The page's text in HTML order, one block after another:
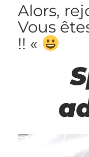
Alors,
Vous
!! «